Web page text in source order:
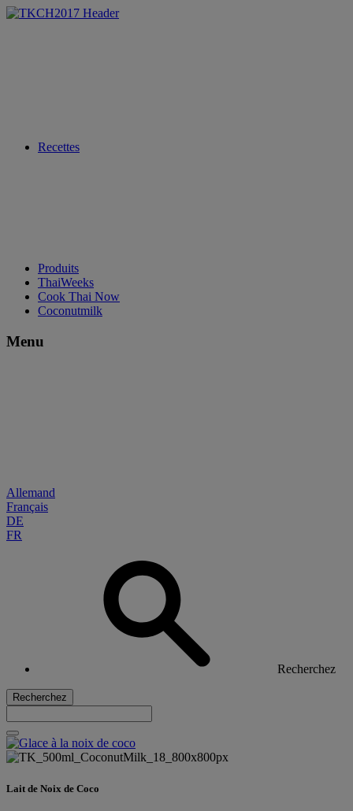
Recettes
Produits
ThaiWeeks
Cook Thai Now
Coconutmilk
Menu
Allemand
Français
DE
FR
Recherchez
Recherchez
Lait de Noix de Coco